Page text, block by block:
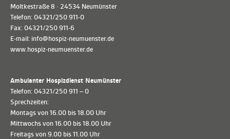
Moltkestraße 8 · 24534 Neumünster
Telefon: 04321/250 911-0
Fax: 04321/250 911-6
E-mail: info@hospiz-neumuenster.de
www.hospiz-neumuenster.de
Ambulanter Hospizdienst Neumünster
Telefon: 04321/250 911 – 0
Sprechzeiten:
Montags von 16.00 bis 18.00 Uhr
Mittwochs von 16.00 bis 18.00 Uhr
Freitags von 9.00 bis 11.00 Uhr